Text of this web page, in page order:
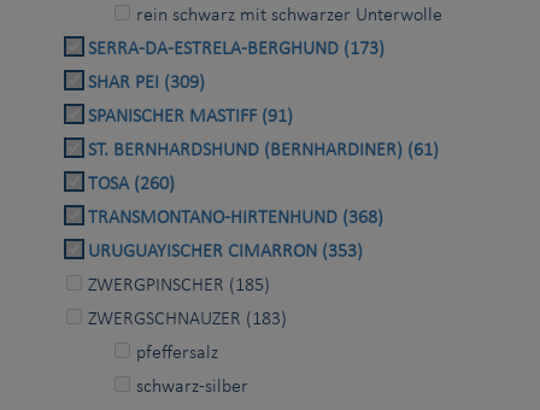
rein schwarz mit schwarzer Unterwolle
SERRA-DA-ESTRELA-BERGHUND (173)
SHAR PEI (309)
SPANISCHER MASTIFF (91)
ST. BERNHARDSHUND (BERNHARDINER) (61)
TOSA (260)
TRANSMONTANO-HIRTENHUND (368)
URUGUAYISCHER CIMARRON (353)
ZWERGPINSCHER (185)
ZWERGSCHNAUZER (183)
pfeffersalz
schwarz-silber